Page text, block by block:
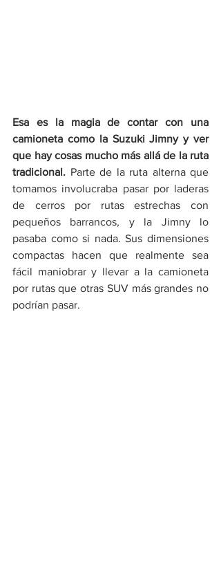
Esa es la magia de contar con una
camioneta como la Suzuki Jimny y ver
que hay cosas mucho más allá de la ruta
tradicional. Parte de la ruta alterna que
tomamos involucraba pasar por laderas
de cerros por rutas estrechas con
pequeños barrancos, y la Jimny lo
pasaba como si nada. Sus dimensiones
compactas hacen que realmente sea
fácil maniobrar y llevar a la camioneta
por rutas que otras SUV más grandes no
podrían pasar.